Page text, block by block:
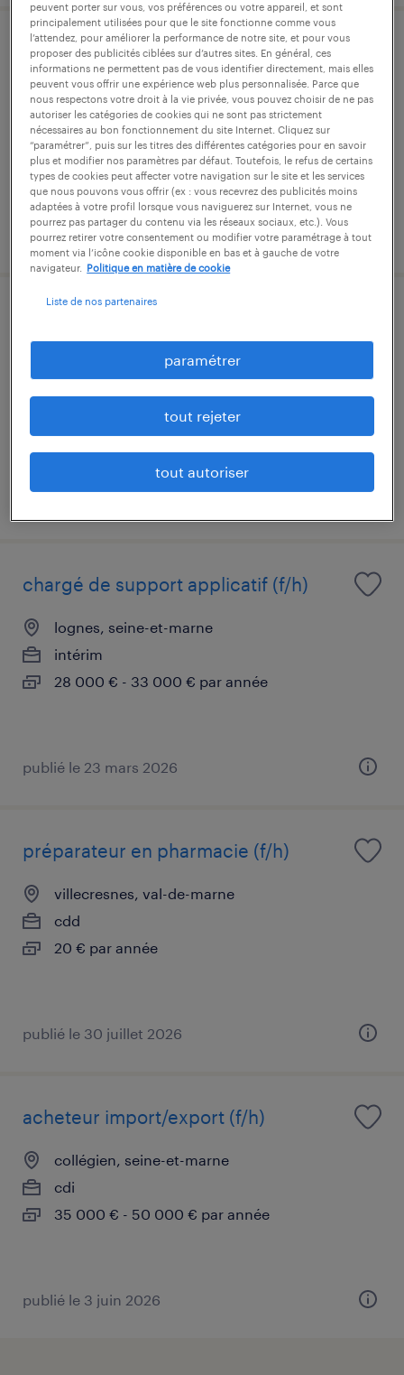
assistant adv (f/h)
noisy-le-grand, seine-saint-denis
intérim
28 000 € - 30 000 € par année
publié le 14 avril 2026
collégien, seine-et-marne
35 000 € - 45 000 € par année
chargé de support applicatif (f/h)
lognes, seine-et-marne
intérim
28 000 € - 33 000 € par année
publié le 23 mars 2026
préparateur en pharmacie (f/h)
villecresnes, val-de-marne
cdd
20 € par année
publié le 30 juillet 2026
acheteur import/export (f/h)
collégien, seine-et-marne
cdi
35 000 € - 50 000 € par année
publié le 3 juin 2026
peuvent porter sur vous, vos préférences ou votre appareil, et sont
principalement utilisées pour que le site fonctionne comme vous
l’attendez, pour améliorer la performance de notre site, et pour vous
proposer des publicités ciblées sur d’autres sites. En général, ces
informations ne permettent pas de vous identifier directement, mais elles
peuvent vous offrir une expérience web plus personnalisée. Parce que
nous respectons votre droit à la vie privée, vous pouvez choisir de ne pas
autoriser les catégories de cookies qui ne sont pas strictement
nécessaires au bon fonctionnement du site Internet. Cliquez sur
“paramétrer”, puis sur les titres des différentes catégories pour en savoir
plus et modifier nos paramètres par défaut. Toutefois, le refus de certains
types de cookies peut affecter votre navigation sur le site et les services
que nous pouvons vous offrir (ex : vous recevrez des publicités moins
adaptées à votre profil lorsque vous naviguerez sur Internet, vous ne
pourrez pas partager du contenu via les réseaux sociaux, etc.). Vous
pourrez retirer votre consentement ou modifier votre paramétrage à tout
moment via l’icône cookie disponible en bas et à gauche de votre
navigateur.
Politique en matière de cookie
Liste de nos partenaires
paramétrer
tout rejeter
tout autoriser